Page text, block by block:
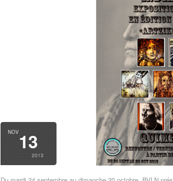
NOV13
2013